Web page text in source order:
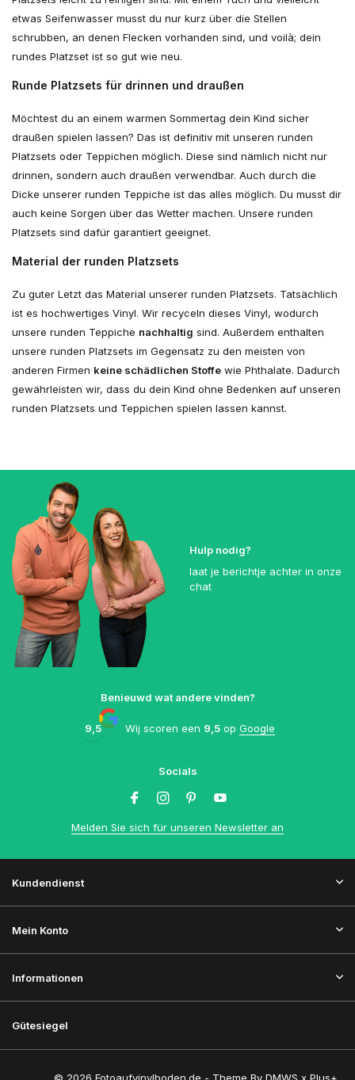
etwas Seifenwasser musst du nur kurz über die Stellen
schrubben, an denen Flecken vorhanden sind, und voilà; dein
rundes Platzset ist so gut wie neu.
Runde Platzsets für drinnen und draußen
Möchtest du an einem warmen Sommertag dein Kind sicher
draußen spielen lassen? Das ist definitiv mit unseren runden
Platzsets oder Teppichen möglich. Diese sind nämlich nicht nur
drinnen, sondern auch draußen verwendbar. Auch durch die
Dicke unserer runden Teppiche ist das alles möglich. Du musst dir
auch keine Sorgen über das Wetter machen. Unsere runden
Platzsets sind dafür garantiert geeignet.
Material der runden Platzsets
Zu guter Letzt das Material unserer runden Platzsets. Tatsächlich
ist es hochwertiges Vinyl. Wir recyceln dieses Vinyl, wodurch
unsere runden Teppiche nachhaltig sind. Außerdem enthalten
unsere runden Platzsets im Gegensatz zu den meisten von
anderen Firmen keine schädlichen Stoffe wie Phthalate. Dadurch
gewährleisten wir, dass du dein Kind ohne Bedenken auf unseren
runden Platzsets und Teppichen spielen lassen kannst.
Hulp nodig?
laat je berichtje achter in onze
chat
Benieuwd wat andere vinden?
9,5 Wij scoren een 9,5 op Google
Socials
Melden Sie sich für unseren Newsletter an
Kundendienst
Mein Konto
Informationen
Gütesiegel